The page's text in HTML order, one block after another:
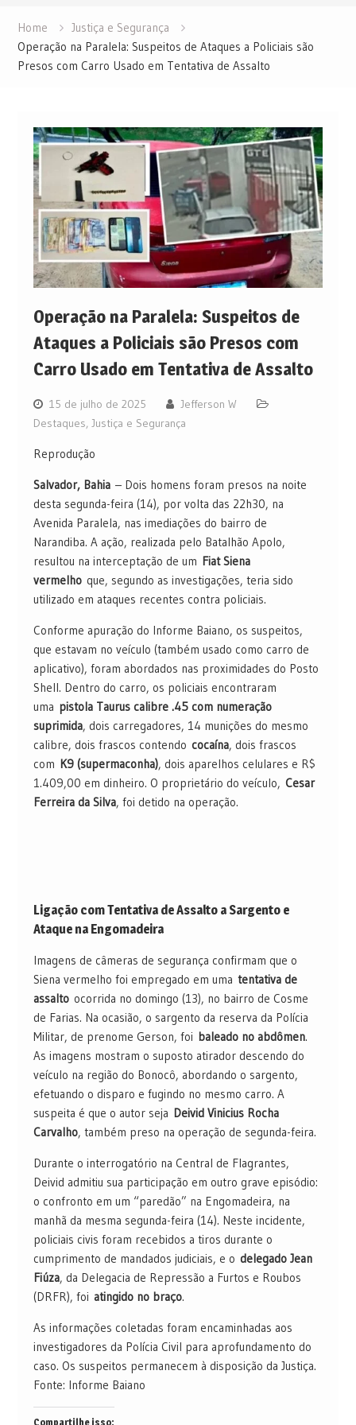
Home
Justiça e Segurança
Operação na Paralela: Suspeitos de Ataques a Policiais são
Presos com Carro Usado em Tentativa de Assalto
Operação na Paralela: Suspeitos de
Ataques a Policiais são Presos com
Carro Usado em Tentativa de Assalto
15 de julho de 2025
Jefferson W
Destaques, Justiça e Segurança
Reprodução
Salvador, Bahia– Dois homens foram presos na noite
desta segunda-feira (14), por volta das 22h30, na
Avenida Paralela, nas imediações do bairro de
Narandiba. A ação, realizada pelo Batalhão Apolo,
resultou na interceptação de um Fiat Siena
vermelhoque, segundo as investigações, teria sido
utilizado em ataques recentes contra policiais.
Conforme apuração do Informe Baiano, os suspeitos,
que estavam no veículo (também usado como carro de
aplicativo), foram abordados nas proximidades do Posto
Shell. Dentro do carro, os policiais encontraram
uma pistola Taurus calibre .45 com numeração
suprimida, dois carregadores, 14 munições do mesmo
calibre, dois frascos contendo cocaína, dois frascos
com K9 (supermaconha), dois aparelhos celulares e R$
1.409,00 em dinheiro. O proprietário do veículo, Cesar
Ferreira da Silva, foi detido na operação.
Ligação com Tentativa de Assalto a Sargento e
Ataque na Engomadeira
Imagens de câmeras de segurança confirmam que o
Siena vermelho foi empregado em uma tentativa de
assaltoocorrida no domingo (13), no bairro de Cosme
de Farias. Na ocasião, o sargento da reserva da Polícia
Militar, de prenome Gerson, foi baleado no abdômen.
As imagens mostram o suposto atirador descendo do
veículo na região do Bonocô, abordando o sargento,
efetuando o disparo e fugindo no mesmo carro. A
suspeita é que o autor seja Deivid Vinicius Rocha
Carvalho, também preso na operação de segunda-feira.
Durante o interrogatório na Central de Flagrantes,
Deivid admitiu sua participação em outro grave episódio:
o confronto em um “paredão” na Engomadeira, na
manhã da mesma segunda-feira (14). Neste incidente,
policiais civis foram recebidos a tiros durante o
cumprimento de mandados judiciais, e o delegado Jean
Fiúza, da Delegacia de Repressão a Furtos e Roubos
(DRFR), foi atingido no braço.
As informações coletadas foram encaminhadas aos
investigadores da Polícia Civil para aprofundamento do
caso. Os suspeitos permanecem à disposição da Justiça.
Fonte: Informe Baiano
Compartilhe isso: